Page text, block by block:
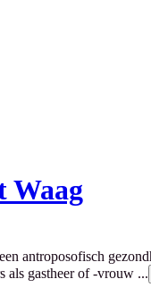
Waag
antroposofisch
gastheer of -vrouw ...